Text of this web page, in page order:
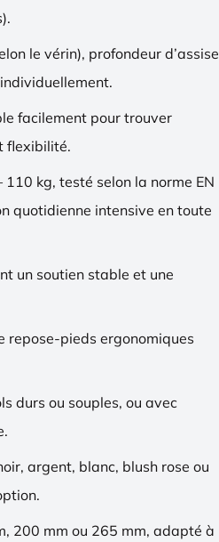
le vérin), profondeur d’assise
facilement pour trouver
flexibilité.
kg, testé selon la norme EN
quotidienne intensive en toute
un soutien stable et une
repose-pieds ergonomiques
durs ou souples, ou avec
argent, blanc, blush rose ou
200 mm ou 265 mm, adapté à